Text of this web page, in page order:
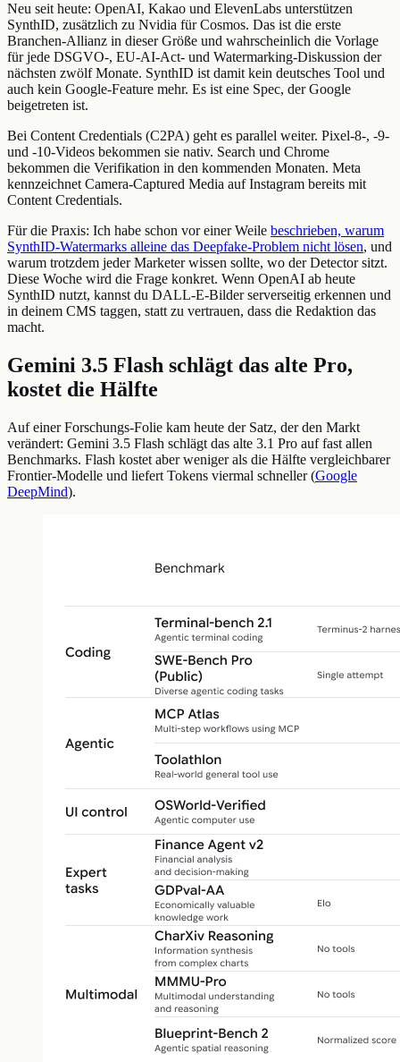
Neu seit heute: OpenAI, Kakao und ElevenLabs unterstützen
SynthID, zusätzlich zu Nvidia für Cosmos. Das ist die erste
Branchen-Allianz in dieser Größe und wahrscheinlich die Vorlage
für jede DSGVO-, EU-AI-Act- und Watermarking-Diskussion der
nächsten zwölf Monate. SynthID ist damit kein deutsches Tool und
auch kein Google-Feature mehr. Es ist eine Spec, der Google
beigetreten ist.
Bei Content Credentials (C2PA) geht es parallel weiter. Pixel-8-, -9-
und -10-Videos bekommen sie nativ. Search und Chrome
bekommen die Verifikation in den kommenden Monaten. Meta
kennzeichnet Camera-Captured Media auf Instagram bereits mit
Content Credentials.
Für die Praxis: Ich habe schon vor einer Weile beschrieben, warum
SynthID-Watermarks alleine das Deepfake-Problem nicht lösen, und
warum trotzdem jeder Marketer wissen sollte, wo der Detector sitzt.
Diese Woche wird die Frage konkret. Wenn OpenAI ab heute
SynthID nutzt, kannst du DALL-E-Bilder serverseitig erkennen und
in deinem CMS taggen, statt zu vertrauen, dass die Redaktion das
macht.
Gemini 3.5 Flash schlägt das alte Pro,
kostet die Hälfte
Auf einer Forschungs-Folie kam heute der Satz, der den Markt
verändert: Gemini 3.5 Flash schlägt das alte 3.1 Pro auf fast allen
Benchmarks. Flash kostet aber weniger als die Hälfte vergleichbarer
Frontier-Modelle und liefert Tokens viermal schneller (Google
DeepMind).